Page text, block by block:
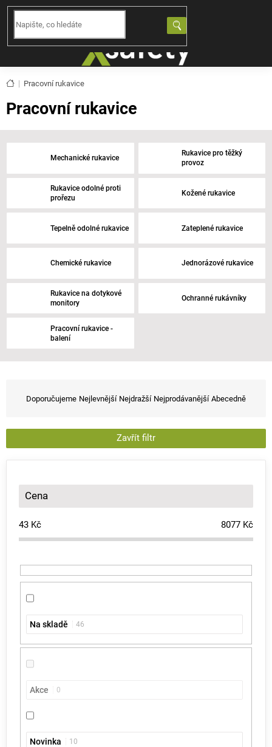
Přejít
obsah
Domů
Pracovní rukavice
Pracovní rukavice
Mechanické rukavice
Rukavice pro těžký
provoz
Rukavice odolné proti
prořezu
Kožené rukavice
Tepelně odolné rukavice Zateplené rukavice
Chemické rukavice Jednorázové rukavice
Rukavice na dotykové
monitory
Ochranné rukávníky
Pracovní rukavice -
balení
a
e
í
o
d
u
k
t
Doporučujeme Nejlevnější Nejdražší Nejprodávanější Abecedně
Zavřít filtr
Cena
43 Kč 8077 Kč
Na skladě 46
Akce 0
Novinka 10